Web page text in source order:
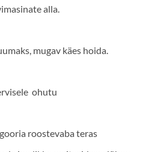
alla.
mugav käes hoida.
ohutu
roostevaba teras